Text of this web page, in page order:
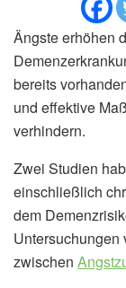
Ängste erhöhen
bereits
und effektive
verhindern.
Zwei Studien
einschließlich
dem
Untersuchungen
zwischen